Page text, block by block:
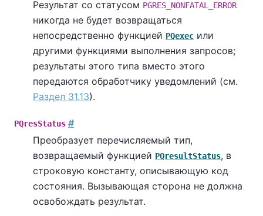
Результат со статусом PGRES_NONFATAL_ERROR
никогда не будет возвращаться
непосредственно функцией PQexec или
другими функциями выполнения запросов;
результаты этого типа вместо этого
передаются обработчику уведомлений (см.
Раздел 31.13).
PQresStatus #
Преобразует перечисляемый тип,
возвращаемый функцией PQresultStatus, в
строковую константу, описывающую код
состояния. Вызывающая сторона не должна
освобождать результат.